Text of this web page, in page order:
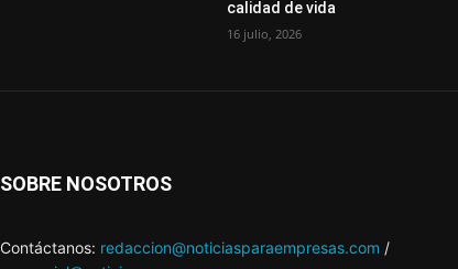
calidad de vida
16 julio, 2026
SOBRE NOSOTROS
Contáctanos: redaccion@noticiasparaempresas.com /